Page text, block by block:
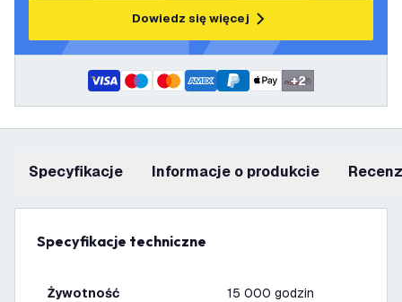
Dowiedz się więcej
+2
Specyfikacje informacje o produkcie
Specyfikacje techniczne
Żywotność 15 000 godzin